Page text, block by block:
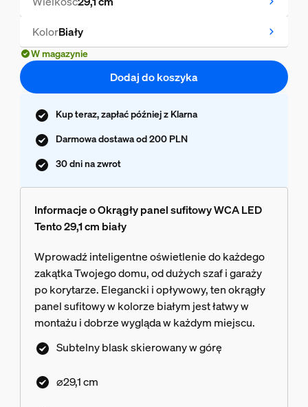
KolorBiały
W magazynie
Dodaj do koszyka
Kup teraz, zapłać później z Klarna
Darmowa dostawa od 200 PLN
30 dni na zwrot
Informacje o Okrągły panel sufitowy WCA LED
Tento 29,1 cm biały
Wprowadź inteligentne oświetlenie do każdego
zakątka Twojego domu, od dużych szaf i garaży
po korytarze. Elegancki i opływowy, ten okrągły
panel sufitowy w kolorze białym jest łatwy w
montażu i dobrze wygląda w każdym miejscu.
Subtelny blask skierowany w górę
⌀29,1 cm